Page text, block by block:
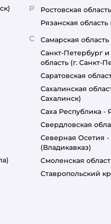
Р Ростовская область
Рязанская область
С Самарская область
Санкт-Петербург
область (г. Санкт-
Саратовская
Сахалинская
Сахалинск)
Саха Республика -
Свердловская
Северная Осетия
(Владикавказ)
Смоленская
Ставропольский